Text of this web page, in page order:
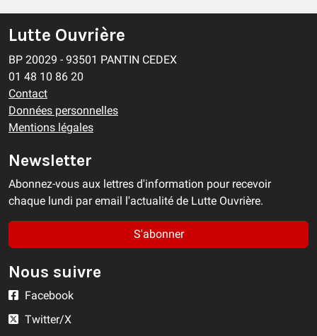
Lutte Ouvrière
BP 20029 - 93501 PANTIN CEDEX
01 48 10 86 20
Contact
Données personnelles
Mentions légales
Newsletter
Abonnez-vous aux lettres d'information pour recevoir
chaque lundi par email l'actualité de Lutte Ouvrière.
S'abonner
Nous suivre
Facebook
Twitter/X